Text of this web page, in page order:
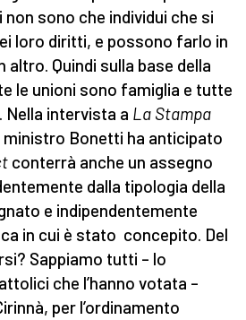
sono che individui che si
loro diritti, e possono farlo in
altro. Quindi sulla base della
le unioni sono famiglia e tutte
intervista a La Stampa
Bonetti ha anticipato
conterrà anche un assegno
dalla tipologia della
e indipendentemente
in cui è stato concepito. Del
Sappiamo tutti – lo
che l’hanno votata –
per l’ordinamento